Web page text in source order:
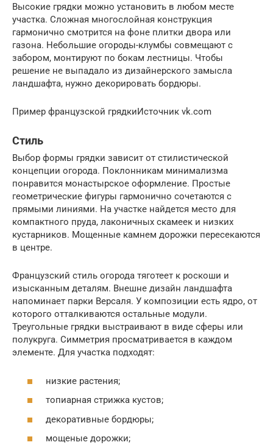
Высокие грядки можно установить в любом месте
участка. Сложная многослойная конструкция
гармонично смотрится на фоне плитки двора или
газона. Небольшие огороды-клумбы совмещают с
забором, монтируют по бокам лестницы. Чтобы
решение не выпадало из дизайнерского замысла
ландшафта, нужно декорировать бордюры.
Пример французской грядкиИсточник vk.com
Стиль
Выбор формы грядки зависит от стилистической
концепции огорода. Поклонникам минимализма
понравится монастырское оформление. Простые
геометрические фигуры гармонично сочетаются с
прямыми линиями. На участке найдется место для
компактного пруда, лаконичных скамеек и низких
кустарников. Мощенные камнем дорожки пересекаются
в центре.
Французский стиль огорода тяготеет к роскоши и
изысканным деталям. Внешне дизайн ландшафта
напоминает парки Версаля. У композиции есть ядро, от
которого отталкиваются остальные модули.
Треугольные грядки выстраивают в виде сферы или
полукруга. Симметрия просматривается в каждом
элементе. Для участка подходят:
низкие растения;
топиарная стрижка кустов;
декоративные бордюры;
мощеные дорожки;